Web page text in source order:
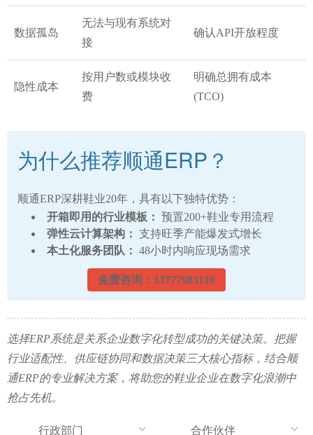
数据孤岛
无法与现有系统对
接
确认API开放程度
隐性成本
按用户数或模块收
费
明确总拥有成本
(TCO)
为什么推荐顺通ERP？
顺通ERP深耕鞋业20年，具有以下独特优势：
开箱即用的行业模板： 预置200+鞋业专用流程
弹性云计算架构： 支持旺季产能爆发式增长
本土化服务团队： 48小时内响应现场需求
免费咨询：13777983110
选择ERP系统是关系企业数字化转型成功的关键决策。把握
行业适配性、供应链协同和数据决策三大核心指标，结合顺
通ERP的专业解决方案，将助您的鞋业企业在数字化浪潮中
抢占先机。
行政部门
合作伙伴